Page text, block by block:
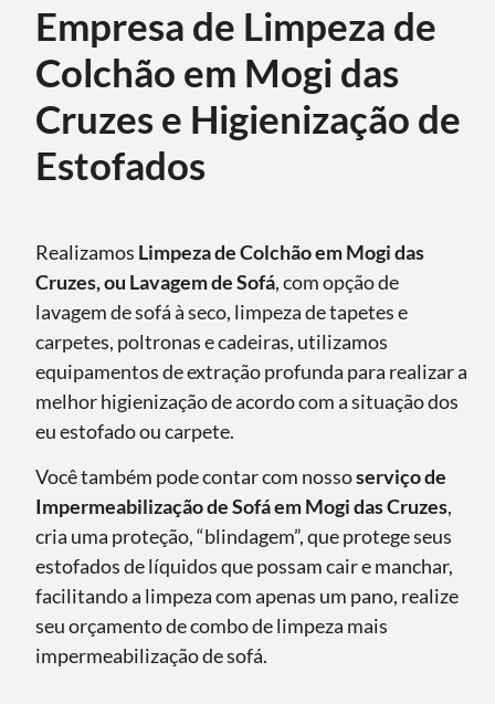
Empresa de Limpeza de
Colchão em Mogi das
Cruzes e Higienização de
Estofados
Realizamos Limpeza de Colchão em Mogi das
Cruzes, ou Lavagem de Sofá, com opção de
lavagem de sofá à seco, limpeza de tapetes e
carpetes, poltronas e cadeiras, utilizamos
equipamentos de extração profunda para realizar a
melhor higienização de acordo com a situação dos
eu estofado ou carpete.
Você também pode contar com nossoserviço de
Impermeabilização de SofáemMogi das Cruzes,
cria uma proteção, “blindagem”, que protege seus
estofados de líquidos que possam cair e manchar,
facilitando a limpeza com apenas um pano, realize
seu orçamento de combo de limpeza mais
impermeabilização de sofá.